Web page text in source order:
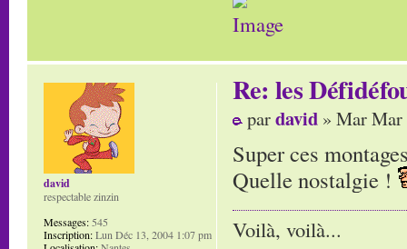
Re: les
pardavid » Mar Mar
Super ces
Quelle nostalgie !
Voilà, voilà...
david
respectable zinzin
Messages: 545
Inscription:Lun Déc 13, 2004 1:07 pm